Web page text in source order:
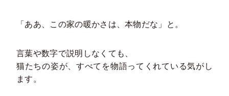
「ああ、この家の暖かさは、本物だな」と。
言葉や数字で説明しなくても、
猫たちの姿が、すべてを物語ってくれている気がし
ます。